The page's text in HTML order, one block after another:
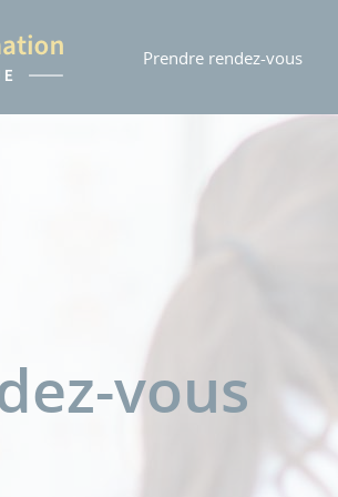
Prendre rendez-vous
vous